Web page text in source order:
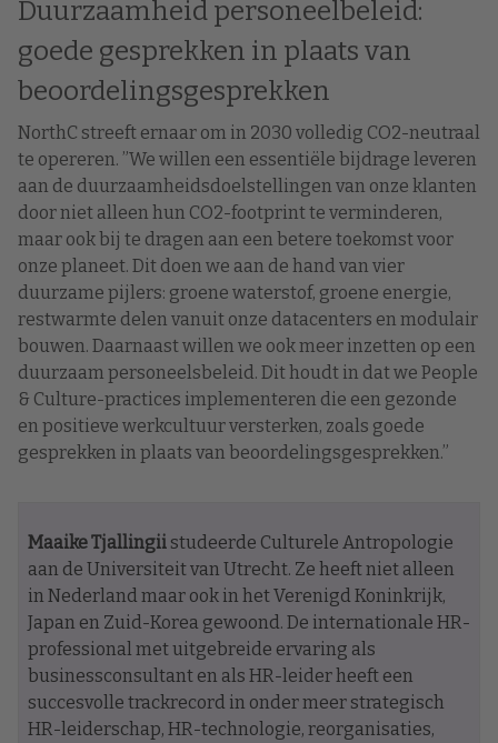
Duurzaamheid personeelbeleid:
goede gesprekken in plaats van
beoordelingsgesprekken
NorthC streeft ernaar om in 2030 volledig CO2-neutraal
te opereren. ”We willen een essentiële bijdrage leveren
aan de duurzaamheidsdoelstellingen van onze klanten
door niet alleen hun CO2-footprint te verminderen,
maar ook bij te dragen aan een betere toekomst voor
onze planeet. Dit doen we aan de hand van vier
duurzame pijlers: groene waterstof, groene energie,
restwarmte delen vanuit onze datacenters en modulair
bouwen. Daarnaast willen we ook meer inzetten op een
duurzaam personeelsbeleid. Dit houdt in dat we People
& Culture-practices implementeren die een gezonde
en positieve werkcultuur versterken, zoals goede
gesprekken in plaats van beoordelingsgesprekken.”
Maaike Tjallingii studeerde Culturele Antropologie
aan de Universiteit van Utrecht. Ze heeft niet alleen
in Nederland maar ook in het Verenigd Koninkrijk,
Japan en Zuid-Korea gewoond. De internationale HR-
professional met uitgebreide ervaring als
businessconsultant en als HR-leider heeft een
succesvolle trackrecord in onder meer strategisch
HR-leiderschap, HR-technologie, reorganisaties,